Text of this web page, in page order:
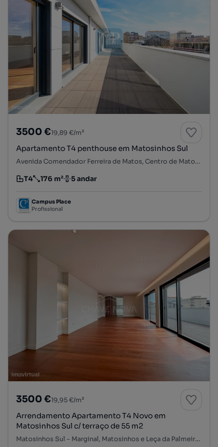
3500 €19,89 €/m²
Apartamento T4 penthouse em Matosinhos Sul
Avenida Comendador Ferreira de Matos, Centro de Matosinhos, Matosinhos e Leça da Palmeira, Matosinhos, Porto
Tipologia
T4
Preço por metro quadrado
176 m²
Andar 5 andar
Campus Place
Profissional
3500 €19,95 €/m²
Arrendamento Apartamento T4 Novo em
Matosinhos Sul c/ terraço de 55 m2
Matosinhos Sul - Marginal, Matosinhos e Leça da Palmeira, Matosinhos, Porto